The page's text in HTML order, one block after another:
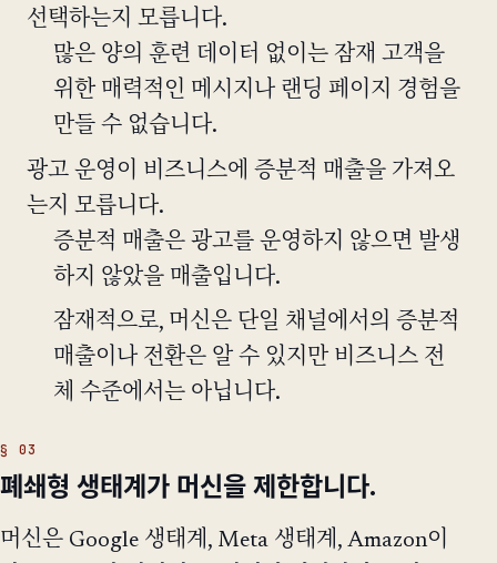
선택하는지 모릅니다.
많은 양의 훈련 데이터 없이는 잠재 고객을
위한 매력적인 메시지나 랜딩 페이지 경험을
만들 수 없습니다.
광고 운영이 비즈니스에 증분적 매출을 가져오
는지 모릅니다.
증분적 매출은 광고를 운영하지 않으면 발생
하지 않았을 매출입니다.
잠재적으로, 머신은 단일 채널에서의 증분적
매출이나 전환은 알 수 있지만 비즈니스 전
체 수준에서는 아닙니다.
폐쇄형 생태계가 머신을 제한합니다.
머신은 Google 생태계, Meta 생태계, Amazon이